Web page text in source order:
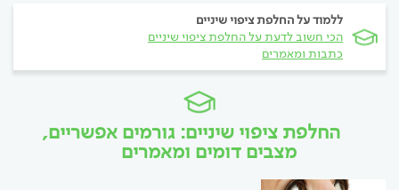
ללמוד על החלפת ציפוי שיניים
הכי חשוב לדעת על החלפת ציפוי שיניים
כתבות ומאמרים
החלפת ציפוי שיניים: גורמים אפשריים,
מצבים דומים ומאמרים